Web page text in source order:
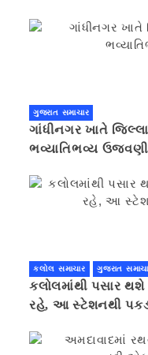
ગુજરાત સમાચાર
ગાંધીનગર ખાતે જિલ્લા
ભવ્યાતિભવ્ય ઉજવણી
કલોલ સમાચાર ગુજરાત
કલોલમાંથી પસાર
રહે, આ સ્ટેશનથી